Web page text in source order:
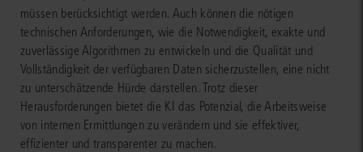
müssen berücksichtigt werden. Auch können die nötigen
technischen Anforderungen, wie die Notwendigkeit, exakte und
zuverlässige Algorithmen zu entwickeln und die Qualität und
Vollständigkeit der verfügbaren Daten sicherzustellen, eine nicht
zu unterschätzende Hürde darstellen. Trotz dieser
Herausforderungen bietet die KI das Potenzial, die Arbeitsweise
von internen Ermittlungen zu verändern und sie effektiver,
effizienter und transparenter zu machen.